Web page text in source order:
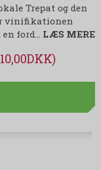
Trepat og den
vinifikationen
en ford… LÆS MERE